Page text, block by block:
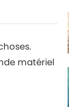
matériel